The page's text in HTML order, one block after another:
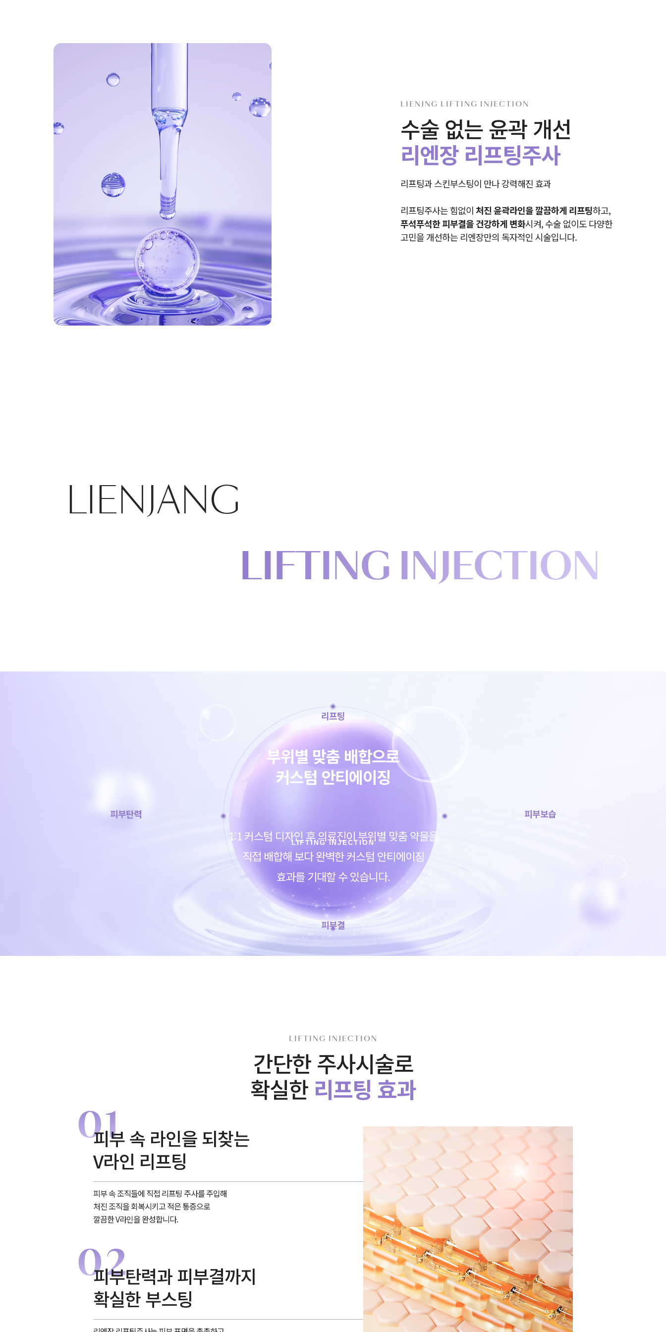
LIENJNG LIFTING INJECTION
수술 없는 윤곽 개선
리엔장 리프팅주사
리프팅과 스킨부스팅이 만나 강력해진 효과
리프팅주사는 힘없이처진 윤곽라인을 깔끔하게 리프팅하고,
푸석푸석한 피부결을 건강하게 변화시켜, 수술 없이도 다양한
고민을 개선하는 리엔장만의 독자적인 시술입니다.
LIENJANG
LIFTING INJECTION
부위별 맞춤 배합으로
커스텀 안티에이징
1:1 커스텀 디자인 후 의료진이 부위별 맞춤 약물을
직접 배합해 보다 완벽한 커스텀 안티에이징
효과를 기대할 수 있습니다.
리프팅
피부보습
피부결
피부탄력
LIFTING INJECTION
LIFTING INJECTION
간단한 주사시술로
확실한 리프팅 효과
피부 속 라인을 되찾는
V라인 리프팅
피부 속 조직들에 직접 리프팅 주사를 주입해
처진 조직을 회복시키고 적은 통증으로
깔끔한 V라인을 완성합니다.
피부탄력과 피부결까지
확실한 부스팅